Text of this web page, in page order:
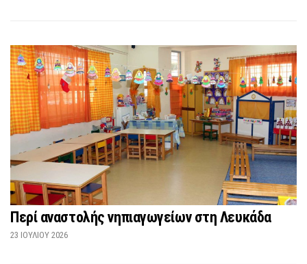
Περί αναστολής νηπιαγωγείων στη Λευκάδα
23 ΙΟΥΛΊΟΥ 2026